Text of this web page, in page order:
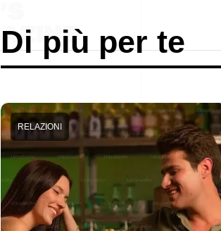
Di più per te
RELAZIONI